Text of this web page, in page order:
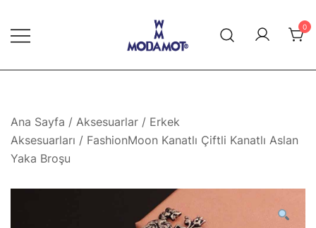
content
Modamot E-Ticaret
0
Ana Sayfa / Aksesuarlar / Erkek
Aksesuarları / FashionMoon Kanatlı Çiftli Kanatlı Aslan
Yaka Broşu